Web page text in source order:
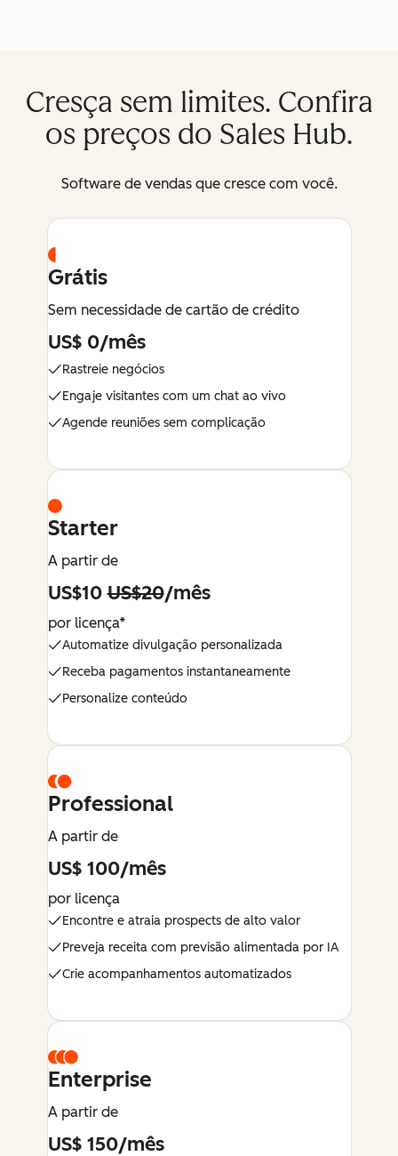
Cresça sem limites. Confira
os preços do Sales Hub.
Software de vendas que cresce com você.
Grátis
Sem necessidade de cartão de crédito
US$ 0/mês
Rastreie negócios
Engaje visitantes com um chat ao vivo
Agende reuniões sem complicação
Starter
A partir de
US$10US$20/mês
por licença*
Automatize divulgação personalizada
Receba pagamentos instantaneamente
Personalize conteúdo
Professional
A partir de
US$ 100/mês
por licença
Encontre e atraia prospects de alto valor
Preveja receita com previsão alimentada por IA
Crie acompanhamentos automatizados
Enterprise
A partir de
US$ 150/mês